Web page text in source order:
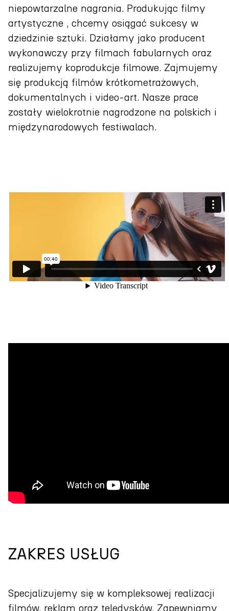
niepowtarzalne nagrania. Produkując filmy
artystyczne , chcemy osiągać sukcesy w
dziedzinie sztuki. Działamy jako producent
wykonawczy przy filmach fabularnych oraz
realizujemy koprodukcje filmowe. Zajmujemy
się produkcją filmów krótkometrażowych,
dokumentalnych i video-art. Nasze prace
zostały wielokrotnie nagrodzone na polskich i
międzynarodowych festiwalach.
ZAKRES USŁUG
Specjalizujemy się w kompleksowej realizacji
filmów, reklam oraz teledysków. Zapewniamy